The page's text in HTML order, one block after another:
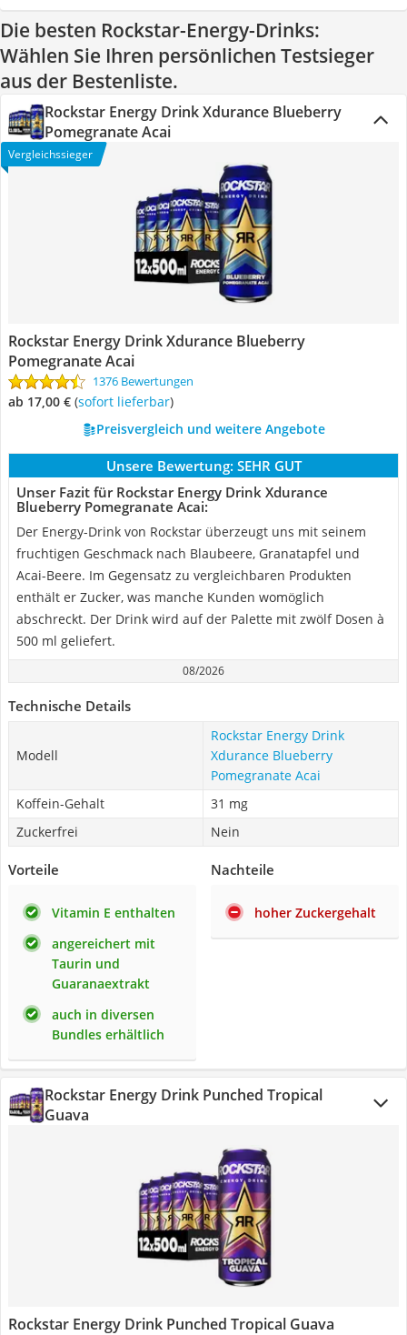
Die besten Rockstar-Energy-Drinks:
Wählen Sie Ihren persönlichen Testsieger
aus der Bestenliste.
Rockstar Energy Drink Xdurance Blueberry
Pomegranate Acai
Vergleichssieger
Rockstar Energy Drink Xdurance Blueberry
Pomegranate Acai
1376 Bewertungen
ab 17,00 € ( Sofort lieferbar)
Preisvergleich und weitere Angebote
Unsere Bewertung: SEHR GUT
Unser Fazit für Rockstar Energy Drink Xdurance
Blueberry Pomegranate Acai:
Der Energy-Drink von Rockstar überzeugt uns mit seinem
fruchtigen Geschmack nach Blaubeere, Granatapfel und
Acai-Beere. Im Gegensatz zu vergleichbaren Produkten
enthält er Zucker, was manche Kunden womöglich
abschreckt. Der Drink wird auf der Palette mit zwölf Dosen à
500 ml geliefert.
08/2026
Technische Details
Modell
Rockstar Energy Drink
Xdurance Blueberry
Pomegranate Acai
Koffein-Gehalt
31 mg
Zuckerfrei
Nein
Vorteile
Vitamin E enthalten
angereichert mit
Taurin und
Guaranaextrakt
auch in diversen
Bundles erhältlich
Nachteile
hoher Zuckergehalt
Rockstar Energy Drink Punched Tropical
Guava
Rockstar Energy Drink Punched Tropical Guava